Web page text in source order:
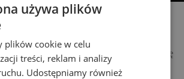
IT
to nie tylko wygoda. To
czasu i przewaga technologiczna
swoją infrastrukturę IT i skup się
używa plików
plików cookie w celu
treści, reklam i analizy
Udostępniamy również